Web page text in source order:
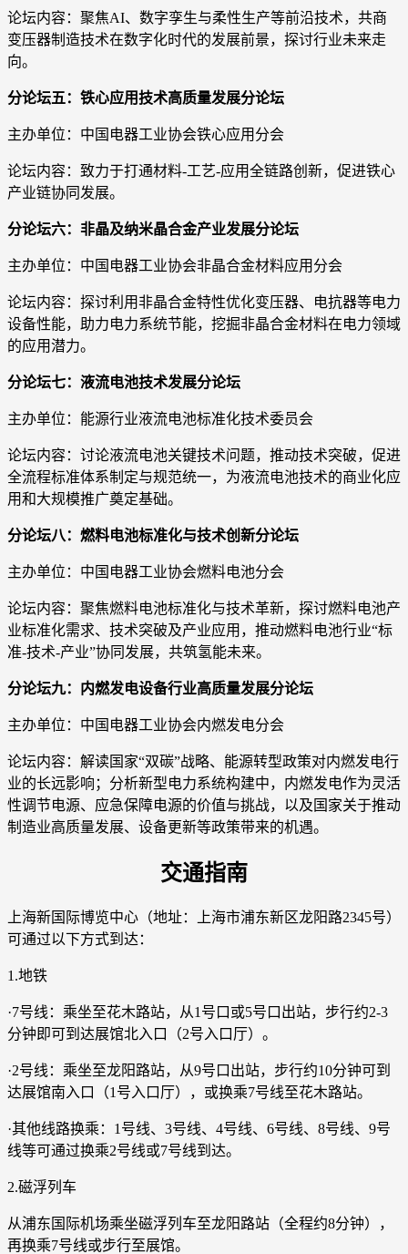
论坛内容：聚焦AI、数字孪生与柔性生产等前沿技术，共商
变压器制造技术在数字化时代的发展前景，探讨行业未来走
向。
分论坛五：铁心应用技术高质量发展分论坛
主办单位：中国电器工业协会铁心应用分会
论坛内容：致力于打通材料-工艺-应用全链路创新，促进铁心
产业链协同发展。
分论坛六：非晶及纳米晶合金产业发展分论坛
主办单位：中国电器工业协会非晶合金材料应用分会
论坛内容：探讨利用非晶合金特性优化变压器、电抗器等电力
设备性能，助力电力系统节能，挖掘非晶合金材料在电力领域
的应用潜力。
分论坛七：液流电池技术发展分论坛
主办单位：能源行业液流电池标准化技术委员会
论坛内容：讨论液流电池关键技术问题，推动技术突破，促进
全流程标准体系制定与规范统一，为液流电池技术的商业化应
用和大规模推广奠定基础。
分论坛八：燃料电池标准化与技术创新分论坛
主办单位：中国电器工业协会燃料电池分会
论坛内容：聚焦燃料电池标准化与技术革新，探讨燃料电池产
业标准化需求、技术突破及产业应用，推动燃料电池行业“标
准-技术-产业”协同发展，共筑氢能未来。
分论坛九：内燃发电设备行业高质量发展分论坛
主办单位：中国电器工业协会内燃发电分会
论坛内容：解读国家“双碳”战略、能源转型政策对内燃发电行
业的长远影响；分析新型电力系统构建中，内燃发电作为灵活
性调节电源、应急保障电源的价值与挑战，以及国家关于推动
制造业高质量发展、设备更新等政策带来的机遇。
交通指南
上海新国际博览中心（地址：上海市浦东新区龙阳路2345号）
可通过以下方式到达：
1.地铁
·7号线：乘坐至花木路站，从1号口或5号口出站，步行约2-3
分钟即可到达展馆北入口（2号入口厅）。
·2号线：乘坐至龙阳路站，从9号口出站，步行约10分钟可到
达展馆南入口（1号入口厅），或换乘7号线至花木路站。
·其他线路换乘：1号线、3号线、4号线、6号线、8号线、9号
线等可通过换乘2号线或7号线到达。
2.磁浮列车
从浦东国际机场乘坐磁浮列车至龙阳路站（全程约8分钟），
再换乘7号线或步行至展馆。